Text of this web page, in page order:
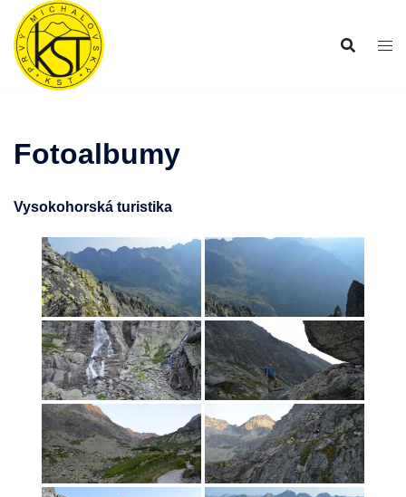
Preskočiť
obsah
Fotoalbumy
Vysokohorská turistika